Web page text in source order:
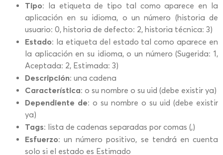
Tipo: la etiqueta de tipo tal como aparece en la
aplicación en su idioma, o un número (historia de
usuario: 0, historia de defecto: 2, historia técnica: 3)
Estado: la etiqueta del estado tal como aparece en
la aplicación en su idioma, o un número (Sugerida: 1,
Aceptada: 2, Estimada: 3)
Descripción: una cadena
Característica: o su nombre o su uid (debe existir ya)
Dependiente de: o su nombre o su uid (debe existir
ya)
Tags: lista de cadenas separadas por comas (,)
Esfuerzo: un número positivo, se tendrá en cuenta
solo si el estado es Estimado